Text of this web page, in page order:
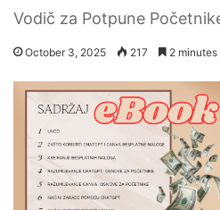
Vodič za Potpune
October 3, 2025 217 2 minutes